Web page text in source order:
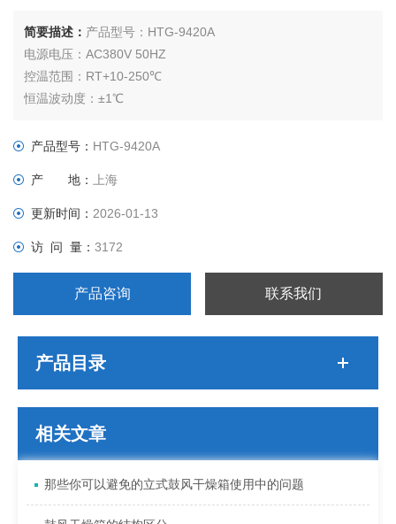
简要描述： 产品型号：HTG-9420A
电源电压：AC380V 50HZ
控温范围：RT+10-250℃
恒温波动度：±1℃
输出功率：3500W
外形尺寸：780*750*1850
公称容积：420L
定时范围：1-9999分钟
产品型号： HTG-9420A
产 地：上海
更新时间：2026-01-13
访 问 量：3172
产品咨询 联系我们
产品目录
相关文章
那些你可以避免的立式鼓风干燥箱使用中的问题